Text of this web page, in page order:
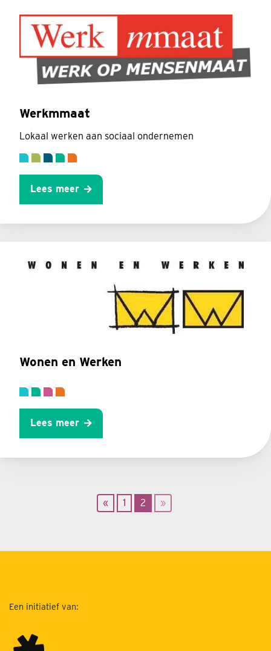
Werkmmaat
Lokaal werken aan sociaal ondernemen
Lees meer
Wonen en Werken
Lees meer
« 1 2 »
Een initiatief van: